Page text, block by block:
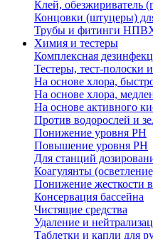
Клей, обезжириватель
Концовки (штуцеры)
Трубы и фитинги
Химия и тестеры
Комплексная
Тестеры, тест-полоски
На основе хлора,
На основе хлора,
На основе активного
Против водорослей и
Понижение уровня РН
Повышение уровня РН
Для станций
Коагулянты
Понижение жесткости
Консервация бассейна
Чистящие средства
Удаление и
Таблетки и капли для